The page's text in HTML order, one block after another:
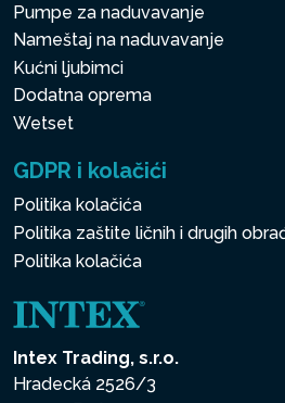
Pumpe za naduvavanje
Nameštaj na naduvavanje
Kućni ljubimci
Dodatna oprema
Wetset
GDPR i kolačići
Politika kolačića
Politika zaštite ličnih i drugih
Politika kolačića
Intex Trading, s.r.o.
Hradecká 2526/3